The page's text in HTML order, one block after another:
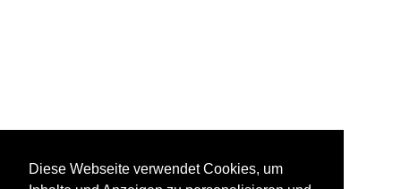
Diese Webseite verwendet Cookies, um